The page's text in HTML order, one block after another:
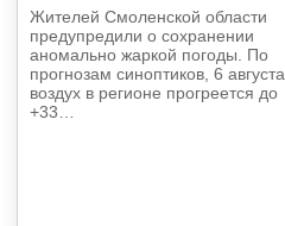
Жителей Смоленской области
предупредили о сохранении
аномально жаркой погоды. По
прогнозам синоптиков, 6 августа
воздух в регионе прогреется до
+33…